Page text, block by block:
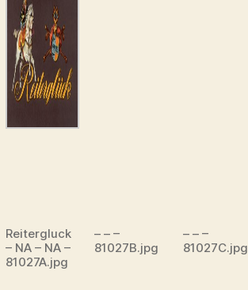
Reitergluck
– NA – NA –
81027A.jpg
– – –
81027B.jpg
– – –
81027C.jpg